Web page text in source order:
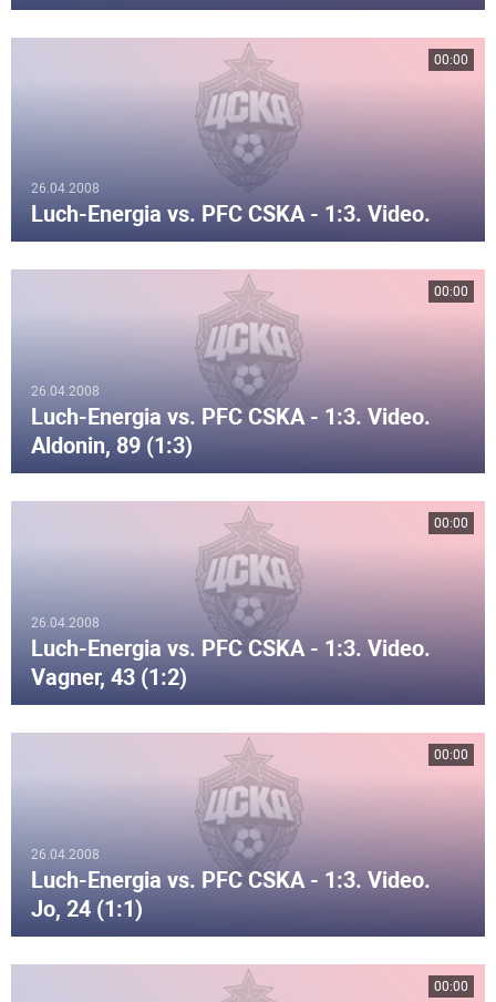
26.04.2008
Luch-Energia vs. PFC CSKA - 1:3. Video.
00:00
26.04.2008
Luch-Energia vs. PFC CSKA - 1:3. Video.
Aldonin, 89 (1:3)
00:00
26.04.2008
Luch-Energia vs. PFC CSKA - 1:3. Video.
Vagner, 43 (1:2)
00:00
26.04.2008
Luch-Energia vs. PFC CSKA - 1:3. Video.
Jo, 24 (1:1)
00:00
00:00